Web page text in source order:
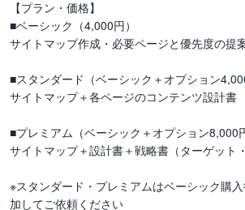
【プラン・価格】
■ベーシック（4,000円）
サイトマップ作成・必要ページと優先度の提
■スタンダード（ベーシック＋オプション
サイトマップ＋各ページのコンテンツ設計書
■プレミアム（ベーシック＋オプション8,000
サイトマップ＋設計書＋戦略書（ターゲット
※スタンダード・プレミアムはベーシック購
加してご依頼ください